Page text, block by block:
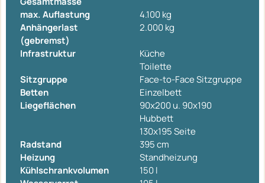
max. Auflastung
4.100 kg
Anhängerlast
(gebremst)
2.000 kg
Infrastruktur
Küche
Toilette
Sitzgruppe
Face-to-Face Sitzgruppe
Betten
Einzelbett
Liegeflächen
90x200 u. 90x190
Hubbett
130x195 Seite
Radstand
395 cm
Heizung
Standheizung
Kühlschrankvolumen
150 l